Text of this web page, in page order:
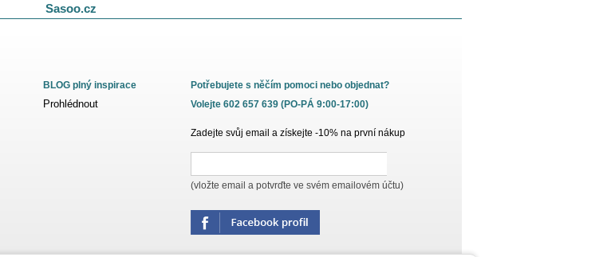
Sasoo.cz
BLOG plný inspirace
Prohlédnout
Potřebujete s něčím pomoci nebo objednat?
Volejte 602 657 639 (PO-PÁ 9:00-17:00)
Zadejte svůj email a získejte -10% na první nákup
(vložte email a potvrďte ve svém emailovém účtu)